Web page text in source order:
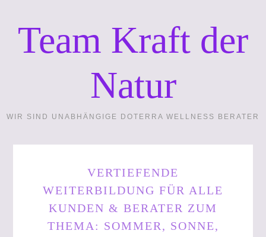
Team Kraft der
Natur
WIR SIND UNABHÄNGIGE DOTERRA WELLNESS BERATER
VERTIEFENDE
WEITERBILDUNG FÜR ALLE
KUNDEN & BERATER ZUM
THEMA: SOMMER, SONNE,